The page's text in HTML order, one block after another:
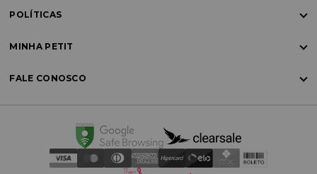
POLÍTICAS
MINHA PETIT
FALE CONOSCO